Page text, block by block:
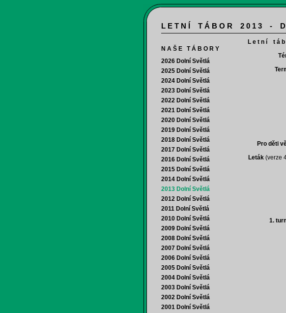
L E T N Í T Á B O R 2 0 1 3 -
N A Š E T Á B O R Y
2026 Dolní Světlá
2025 Dolní Světlá
2024 Dolní Světlá
2023 Dolní Světlá
2022 Dolní Světlá
2021 Dolní Světlá
2020 Dolní Světlá
2019 Dolní Světlá
2018 Dolní Světlá
2017 Dolní Světlá
2016 Dolní Světlá
2015 Dolní Světlá
2014 Dolní Světlá
2013 Dolní Světlá
2012 Dolní Světlá
2011 Dolní Světlá
2010 Dolní Světlá
2009 Dolní Světlá
2008 Dolní Světlá
2007 Dolní Světlá
2006 Dolní Světlá
2005 Dolní Světlá
2004 Dolní Světlá
2003 Dolní Světlá
2002 Dolní Světlá
2001 Dolní Světlá
L e t n í t á b
Pro děti
Leták (verze
1.